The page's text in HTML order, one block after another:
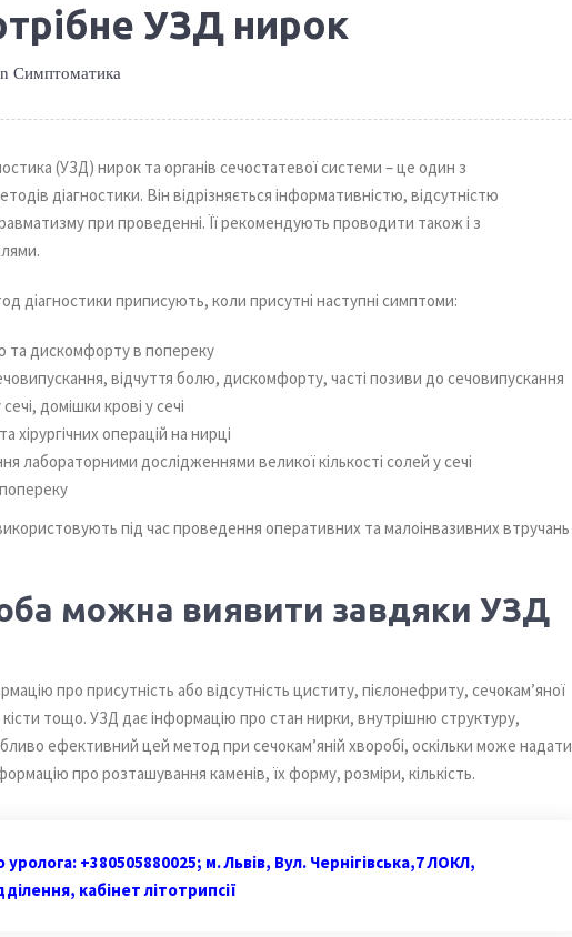
УЗД нирок
Симптоматика
(УЗД) нирок та органів сечостатевої системи – це один з
діагностики. Він відрізняється інформативністю, відсутністю
при проведенні. Її рекомендують проводити також і з
діагностики приписують, коли присутні наступні симптоми:
та дискомфорту в попереку
відчуття болю, дискомфорту, часті позиви до сечовипускання
домішки крові у сечі
хірургічних операцій на нирці
лабораторними дослідженнями великої кількості солей у сечі
під час проведення оперативних та малоінвазивних втручань
можна виявити завдяки УЗД
про присутність або відсутність циститу, пієлонефриту, сечокам’яної
тощо. УЗД дає інформацію про стан нирки, внутрішню структуру,
ефективний цей метод при сечокам’яній хворобі, оскільки може надати
про розташування каменів, їх форму, розміри, кількість.
+380505880025; м. Львів, Вул. Чернігівська,7 ЛОКЛ,
кабінет літотрипсії